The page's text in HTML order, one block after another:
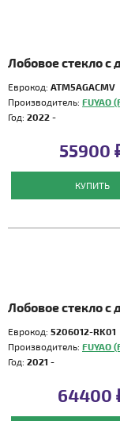
Лобовое стекло с
Еврокод: ATM5AGACMV
Производитель: FUYAO
Год: 2022 -
55900
КУПИТЬ
Лобовое стекло с
Еврокод: 5206012-RK01
Производитель: FUYAO
Год: 2021 -
64400